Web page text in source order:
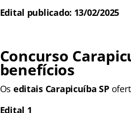
Edital publicado: 13/02/2025
Concurso
benefícios
Os editais Carapicuíba SP
Edital 1